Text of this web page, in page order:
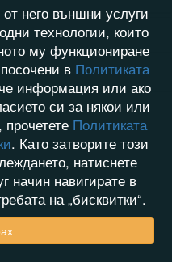
него външни услуги
технологии, които
му функциониране
в Политиката
информация или ако
си за някои или
Политиката
. Като затворите този
натиснете
начин навигирате в
на „бисквитки“.